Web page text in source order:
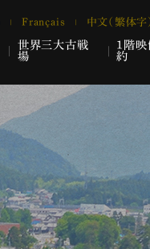
Français 中文（繁体字
世界三大古戦
場
1階映
約